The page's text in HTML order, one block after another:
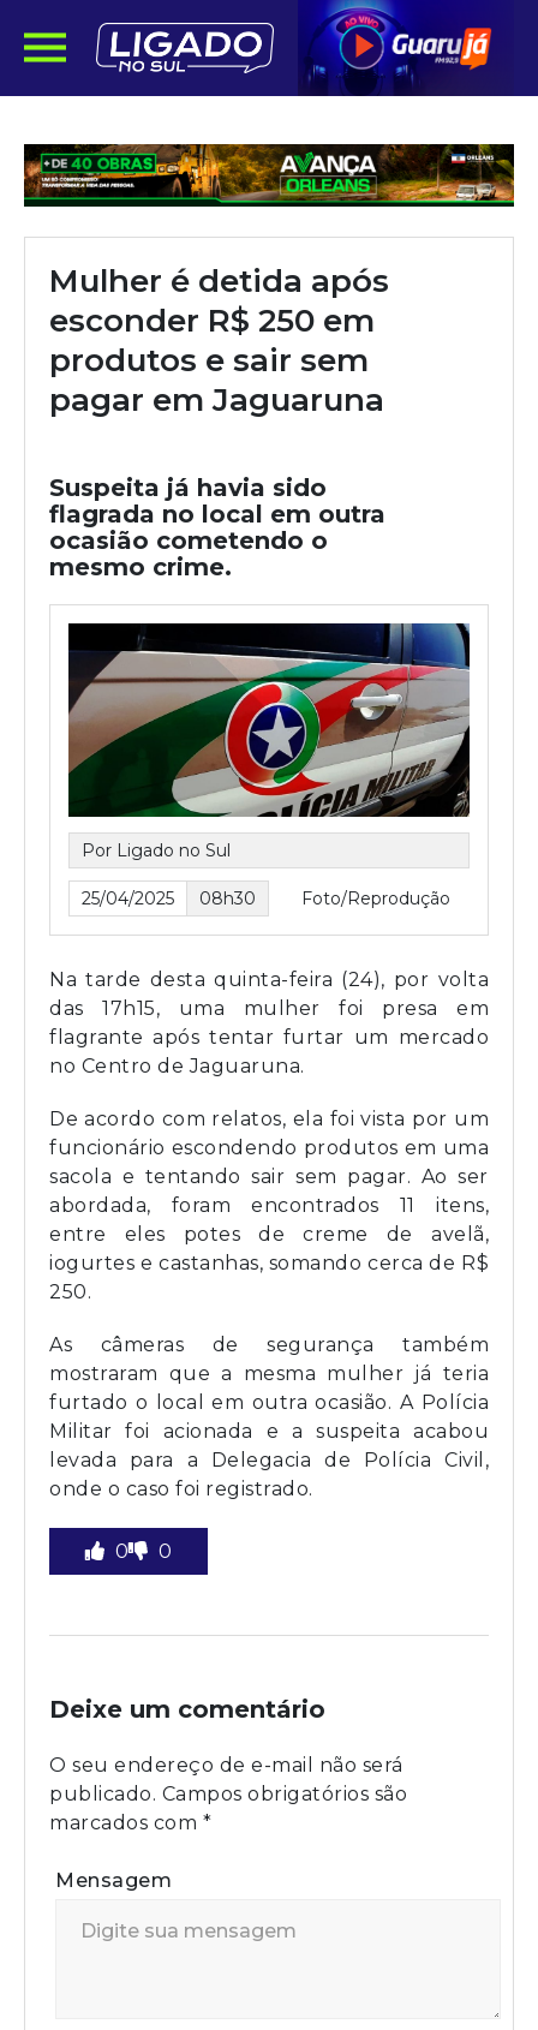
Mulher é detida após
esconder R$ 250 em
produtos e sair sem
pagar em Jaguaruna
Suspeita já havia sido
flagrada no local em outra
ocasião cometendo o
mesmo crime.
Por Ligado no Sul
25/04/2025 08h30 Foto/Reprodução
Na tarde desta quinta-feira (24), por volta
das 17h15, uma mulher foi presa em
flagrante após tentar furtar um mercado
no Centro de Jaguaruna.
De acordo com relatos, ela foi vista por um
funcionário escondendo produtos em uma
sacola e tentando sair sem pagar. Ao ser
abordada, foram encontrados 11 itens,
entre eles potes de creme de avelã,
iogurtes e castanhas, somando cerca de R$
250.
As câmeras de segurança também
mostraram que a mesma mulher já teria
furtado o local em outra ocasião. A Polícia
Militar foi acionada e a suspeita acabou
levada para a Delegacia de Polícia Civil,
onde o caso foi registrado.
0 0
Deixe um comentário
O seu endereço de e-mail não será
publicado. Campos obrigatórios são
marcados com *
Mensagem